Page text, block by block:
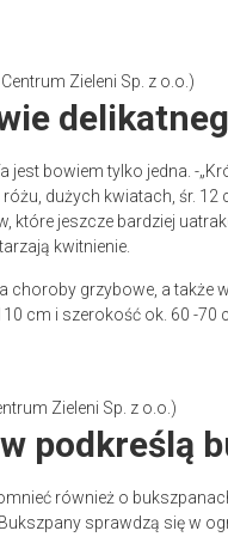
Zieleni Sp. z o.o.)
jest bowiem tylko jedna. -
dużych kwiatach, śr.
które jeszcze bardziej
kwitnienie.
choroby grzybowe, a także
cm i szerokość ok. 60 -70
Zieleni Sp. z o.o.)
podkreślą
również o
sprawdzą się w